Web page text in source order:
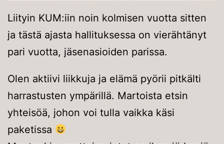
Liityin KUM:iin noin kolmisen vuotta sitten
ja tästä ajasta hallituksessa on vierähtänyt
pari vuotta, jäsenasioiden parissa.
Olen aktiivi liikkuja ja elämä pyörii pitkälti
harrastusten ympärillä. Martoista etsin
yhteisöä, johon voi tulla vaikka käsi
paketissa